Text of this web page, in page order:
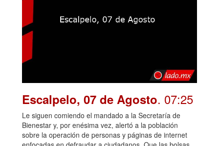
Escalpelo, 07 de Agosto. 07:25
Le siguen comiendo el mandado a la Secretaría de
Bienestar y, por enésima vez, alertó a la población
sobre la operación de personas y páginas de internet